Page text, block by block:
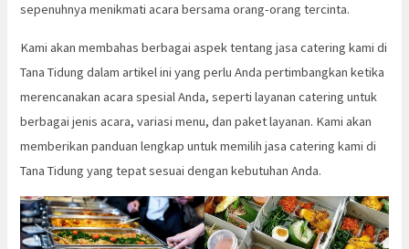
sepenuhnya menikmati acara bersama orang-orang tercinta.
Kami akan membahas berbagai aspek tentang jasa catering kami di
Tana Tidung dalam artikel ini yang perlu Anda pertimbangkan ketika
merencanakan acara spesial Anda, seperti layanan catering untuk
berbagai jenis acara, variasi menu, dan paket layanan. Kami akan
memberikan panduan lengkap untuk memilih jasa catering kami di
Tana Tidung yang tepat sesuai dengan kebutuhan Anda.